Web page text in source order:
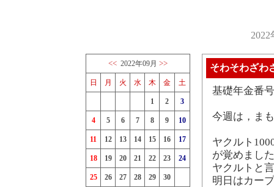
<< 2022年09月 >>
日 月 火 水 木 金 土
1 2 3
4 5 6 7 8 9 10
11 12 13 14 15 16 17
18 19 20 21 22 23 24
25 26 27 28 29 30
そわそわざわ
基礎年金番
今週は，ま
ヤクルト
が覚めまし
ヤクルトと
明日はカー